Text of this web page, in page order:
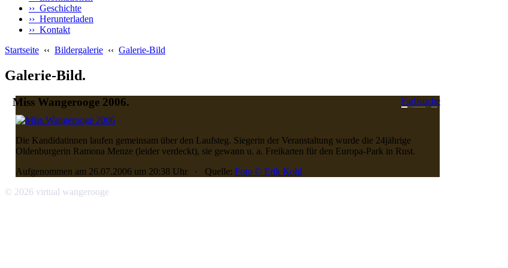
›› Geschichte
›› Herunterladen
›› Kontakt
Startseite ‹‹ Bildergalerie ‹‹ Galerie-Bild
Galerie-Bild.
Farbsuche
Miss Wangerooge 2006.
Die Kandidatinnen laufen gemeinsam über den Laufsteg. Siegerin der Veranstaltung wurde die 24jährige
Oldenburgerin Ramona Menze (leider verdeckt), sie gewann u. a. Freikarten für den Europa-Park in Rust.
Aufgenommen am 26.07.2006 um 20:38 Uhr · Quelle: Foto © Erik Kohl
© 2026 virtual wangerooge